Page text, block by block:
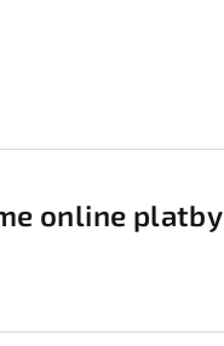
online platby